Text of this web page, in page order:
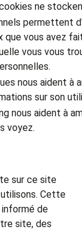
ne
permettent
que vous avez
vous vous
nous aident
sur son
nous aident à
voyez.
sur ce site
Cette
de
site, des